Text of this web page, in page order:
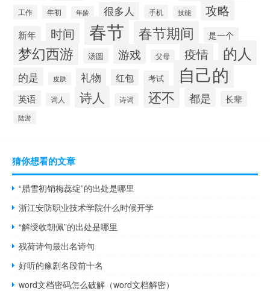
工作 年初 年龄 很多人 手机 技能 攻略
新年 时间 春节 春节期间 是一个
梦幻西游 汤圆 游戏 父母 疫情 的人
的是 皮肤 礼物 红包 考试 自己的
英语 词人 诗人 诗词 还不 都是 长辈
陆游
猜你想看的文章
“腊雪初销梅蕊绽”的出处是哪里
浙江安防职业技术学院什么时候开学
“解绶收朝佩”的出处是哪里
残荷诗句最出名诗句
好听的豫剧名段前十名
word文档密码怎么破解（word文档解密）